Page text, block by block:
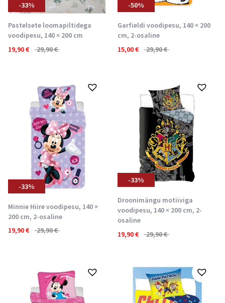
-33%
Pastelsete loomapiltidega
voodipesu, 140 × 200 cm
19,90€ 29,90€
-50%
Garfieldi voodipesu, 140 × 200
cm, 2-osaline
15,00€ 29,90€
-33%
Minnie Hiire voodipesu, 140 ×
200 cm, 2-osaline
19,90€ 29,90€
-33%
Droonimängu motiiviga
voodipesu, 140 × 200 cm, 2-
osaline
19,90€ 29,90€